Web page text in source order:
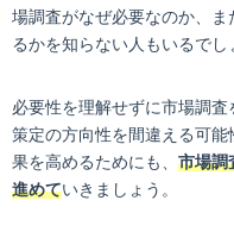
場調査がなぜ必要なのか、
るかを知らない人もいるでし
必要性を理解せずに市場調
策定の方向性を間違える可
果を高めるためにも、 市場調
進めていきましょう。